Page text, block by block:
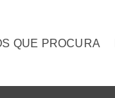
QUE PROCURA